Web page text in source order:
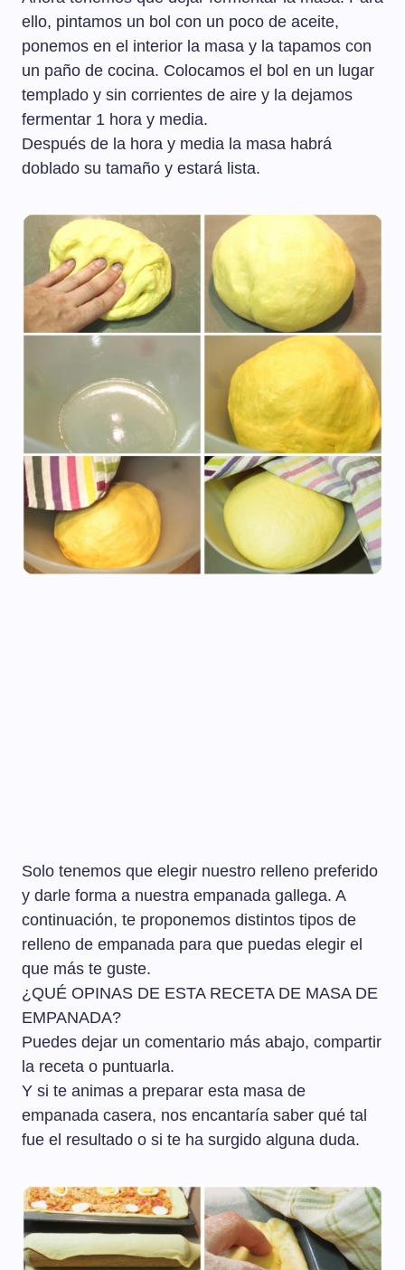
ello, pintamos un bol con un poco de aceite,
ponemos en el interior la masa y la tapamos con
un paño de cocina. Colocamos el bol en un lugar
templado y sin corrientes de aire y la dejamos
fermentar 1 hora y media.
Después de la hora y media la masa habrá
doblado su tamaño y estará lista.
Solo tenemos que elegir nuestro relleno preferido
y darle forma a nuestra empanada gallega. A
continuación, te proponemos distintos tipos de
relleno de empanada para que puedas elegir el
que más te guste.
¿QUÉ OPINAS DE ESTA RECETA DE MASA DE
EMPANADA?
Puedes dejar un comentario más abajo, compartir
la receta o puntuarla.
Y si te animas a preparar esta masa de
empanada casera, nos encantaría saber qué tal
fue el resultado o si te ha surgido alguna duda.